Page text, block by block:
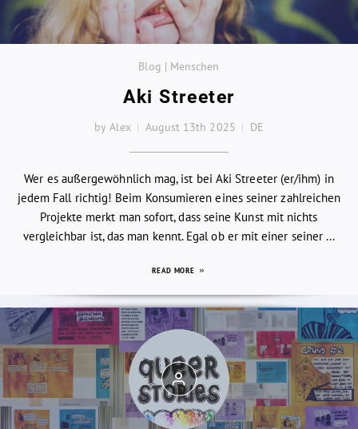
Blog | Menschen
Aki Streeter
by Alex August 13th 2025 DE
Wer es außergewöhnlich mag, ist bei Aki Streeter (er/ihm) in
jedem Fall richtig! Beim Konsumieren eines seiner zahlreichen
Projekte merkt man sofort, dass seine Kunst mit nichts
vergleichbar ist, das man kennt. Egal ob er mit einer seiner ...
READ MORE